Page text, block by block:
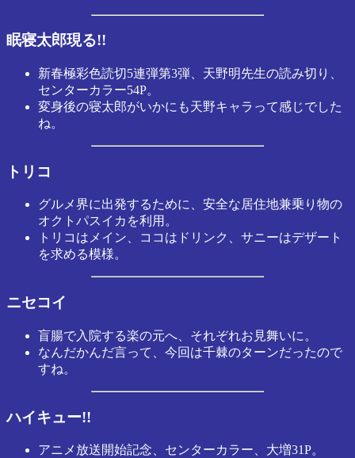
眠寝太郎現る!!
新春極彩色読切5連弾第3弾、天野明先生の読み切り、
センターカラー54P。
変身後の寝太郎がいかにも天野キャラって感じでした
ね。
トリコ
グルメ界に出発するために、安全な居住地兼乗り物の
オクトパスイカを利用。
トリコはメイン、ココはドリンク、サニーはデザート
を求める模様。
ニセコイ
盲腸で入院する楽の元へ、それぞれお見舞いに。
なんだかんだ言って、今回は千棘のターンだったので
すね。
ハイキュー!!
アニメ放送開始記念、センターカラー、大増31P。